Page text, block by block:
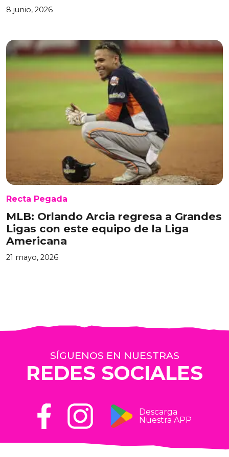
8 junio, 2026
Recta Pegada
MLB: Orlando Arcia regresa a Grandes
Ligas con este equipo de la Liga
Americana
21 mayo, 2026
SÍGUENOS EN NUESTRAS
REDES SOCIALES
Descarga
Nuestra APP